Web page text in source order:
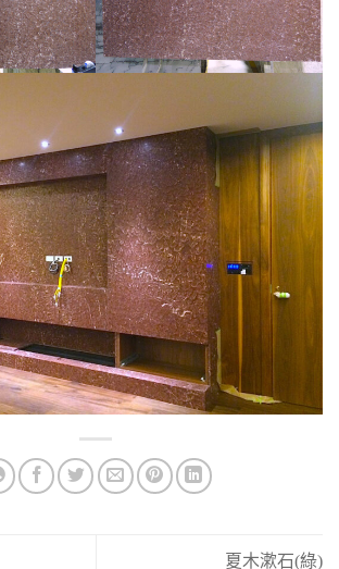
夏木漱石(綠)